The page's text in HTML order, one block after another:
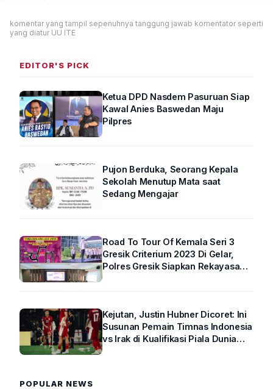
komentar yang tampil sepenuhnya tanggung jawab komentator seperti
yang diatur UU ITE
EDITOR'S PICK
Ketua DPD Nasdem Pasuruan Siap
Kawal Anies Baswedan Maju
Pilpres
Pujon Berduka, Seorang Kepala
Sekolah Menutup Mata saat
Sedang Mengajar
Road To Tour Of Kemala Seri 3
Gresik Criterium 2023 Di Gelar,
Polres Gresik Siapkan Rekayasa
Kejutan, Justin Hubner Dicoret: Ini
Susunan Pemain Timnas Indonesia
vs Irak di Kualifikasi Piala Dunia
POPULAR NEWS